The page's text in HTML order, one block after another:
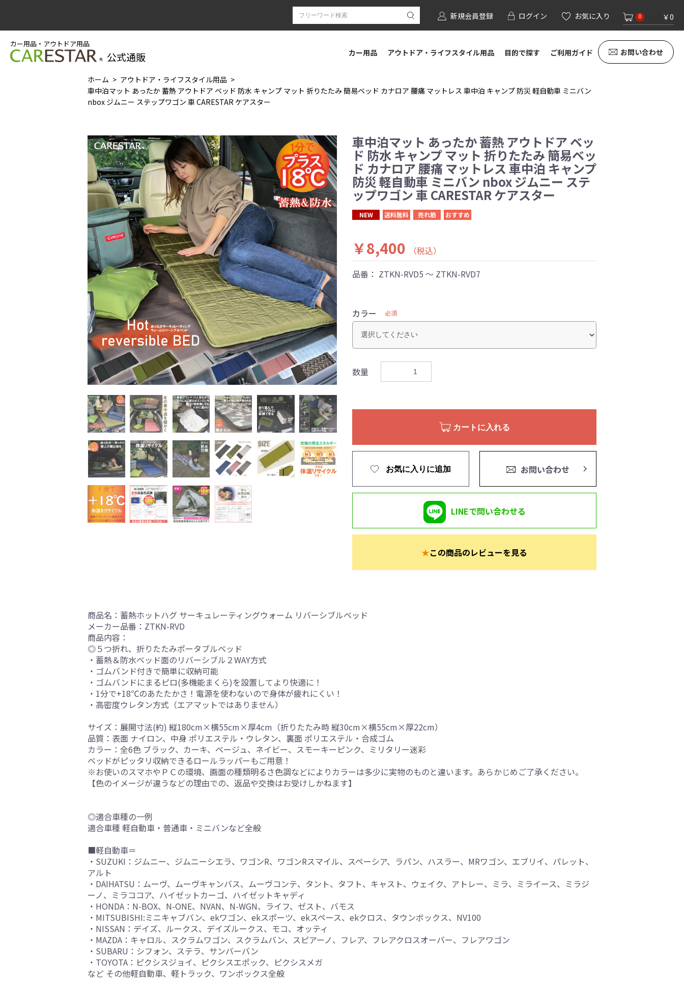
新規会員登録 ログイン お気に入り 0 ￥0
カー用品・アウトドア用品
公式通販 カー用品 アウトドア・ライフスタイル用品 目的で探す ご利用ガイド お問い合わせ
ホーム
アウトドア・ライフスタイル用品
車中泊マット あったか 蓄熱 アウトドア ベッド 防水 キャンプ マット 折りたたみ 簡易ベッド カナロア 腰痛 マットレス 車中泊 キャンプ 防災 軽自動車 ミニバン
nbox ジムニー ステップワゴン 車 CARESTAR ケアスター
車中泊マット あったか 蓄熱 アウトドア ベッ
ド 防水 キャンプ マット 折りたたみ 簡易ベッ
ド カナロア 腰痛 マットレス 車中泊 キャンプ
防災 軽自動車 ミニバン nbox ジムニー ステ
ップワゴン 車 CARESTAR ケアスター
NEW 送料無料 売れ筋 おすすめ
￥8,400
（税込）
品番： ZTKN-RVD5 ～ ZTKN-RVD7
カラー 必須
数量
カートに入れる
お気に入りに追加 お問い合わせ
LINEで問い合わせる
★この商品のレビューを見る
商品名：蓄熱ホットハグ サーキュレーティングウォーム リバーシブルベッド
メーカー品番：ZTKN-RVD
商品内容：
◎５つ折れ、折りたたみポータブルベッド
・蓄熱＆防水ベッド面のリバーシブル２WAY方式
・ゴムバンド付きで簡単に収納可能
・ゴムバンドにまるピロ(多機能まくら)を設置してより快適に！
・1分で+18℃のあたたかさ！電源を使わないので身体が疲れにくい！
・高密度ウレタン方式（エアマットではありません）
サイズ：展開寸法(約) 縦180cm×横55cm×厚4cm（折りたたみ時 縦30cm×横55cm×厚22cm）
品質：表面 ナイロン、中身 ポリエステル・ウレタン、裏面 ポリエステル・合成ゴム
カラー：全6色 ブラック、カーキ、ベージュ、ネイビー、スモーキーピンク、ミリタリー迷彩
ベッドがピッタリ収納できるロールラッパーもご用意！
※お使いのスマホやＰＣの環境、画面の種類明るさ色調などによりカラーは多少に実物のものと違います。あらかじめご了承ください。
【色のイメージが違うなどの理由での、返品や交換はお受けしかねます】
◎適合車種の一例
適合車種 軽自動車・普通車・ミニバンなど全般
■軽自動車＝
・SUZUKI：ジムニー、ジムニーシエラ、ワゴンR、ワゴンRスマイル、スペーシア、ラパン、ハスラー、MRワゴン、エブリイ、パレット、
アルト
・DAIHATSU：ムーヴ、ムーヴキャンバス、ムーヴコンテ、タント、タフト、キャスト、ウェイク、アトレー、ミラ、ミライース、ミラジ
ーノ、ミラココア、ハイゼットカーゴ、ハイゼットキャディ
・HONDA：N-BOX、N-ONE、NVAN、N-WGN、ライフ、ゼスト、バモス
・MITSUBISHI:ミニキャブバン、ekワゴン、ekスポーツ、ekスペース、ekクロス、タウンボックス、NV100
・NISSAN：デイズ、ルークス、デイズルークス、モコ、オッティ
・MAZDA：キャロル、スクラムワゴン、スクラムバン、スピアーノ、フレア、フレアクロスオーバー、フレアワゴン
・SUBARU：シフォン、ステラ、サンバーバン
・TOYOTA：ピクシスジョイ、ピクシスエポック、ピクシスメガ
など その他軽自動車、軽トラック、ワンボックス全般